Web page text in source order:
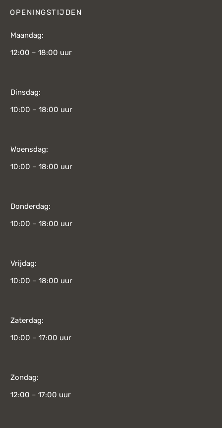
OPENINGSTIJDEN
Maandag:
12:00 – 18:00 uur
Dinsdag:
10:00 – 18:00 uur
Woensdag:
10:00 – 18:00 uur
Donderdag:
10:00 – 18:00 uur
Vrijdag:
10:00 – 18:00 uur
Zaterdag:
10:00 – 17:00 uur
Zondag:
12:00 – 17:00 uur